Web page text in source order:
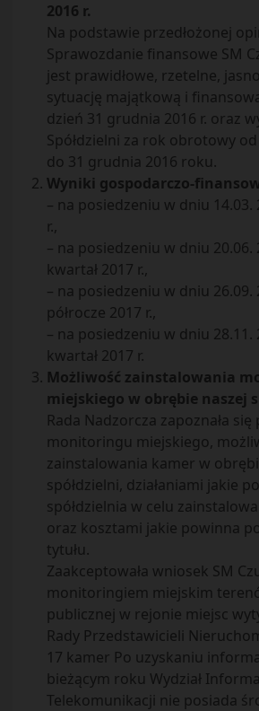
2016 r.
Na podstawie przedłożonej
Sprawozdanie finansowe SM
jest prawidłowe, rzetelne,
sytuację majątkową i
dzień 31 grudnia 2016 r. oraz
Spółdzielni za rok obrotowy od
do 31 grudnia 2016 roku.
Wyniki gospodarczo-
– na posiedzeniu w dniu 14.03.
r.,
– na posiedzeniu w dniu 20.06.
kwartał 2017 r.,
– na posiedzeniu w dniu 26.09.
półrocze 2017 r.,
– na posiedzeniu w dniu 28.11.
kwartał 2017 r.
Możliwość zainstalowania
miejskiego w obrębie naszej
Rada Nadzorcza zapoznała
monitoringu miejskiego,
zainstalowania kamer w
spółdzielni, działaniami jakie
spółdzielnia w celu
oraz kosztami jakie powinna
tytułu.
Zaakceptowała wniosek SM
monitoringiem miejskim
publicznej w rejonie miejsc
Rady Przedstawicieli
17 kamer Po uzyskaniu
bieżącym roku Wydział
Telekomunikacji nie posiada